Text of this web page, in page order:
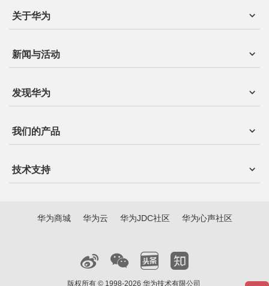
关于华为
新闻与活动
发现华为
我们的产品
技术支持
华为商城 华为云 华为JDC社区 华为心声社区
版权所有 © 1998-2026 华为技术有限公司